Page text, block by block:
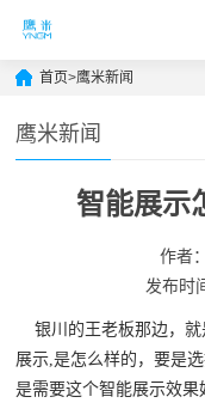
首页>鹰米新闻
鹰米新闻
智能展示
作者
发布时
银川的王老板那边，就
展示,是怎么样的，要是
是需要这个智能展示效